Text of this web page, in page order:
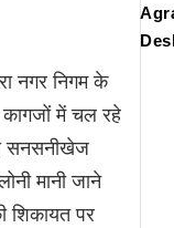
नगर निगम के
कागजों में चल रहे
सनसनीखेज
मानी जाने
शिकायत पर